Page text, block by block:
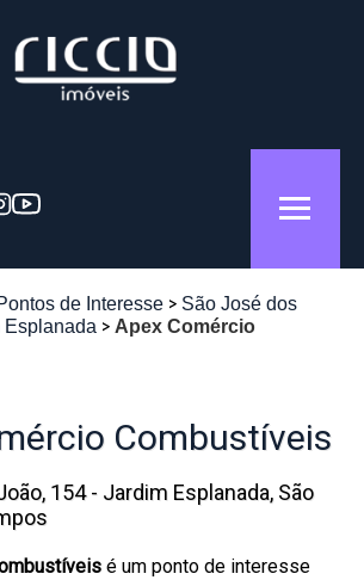
de Interesse
São José dos
Esplanada
Apex Comércio
Combustíveis
154 - Jardim Esplanada, São
é um ponto de interesse